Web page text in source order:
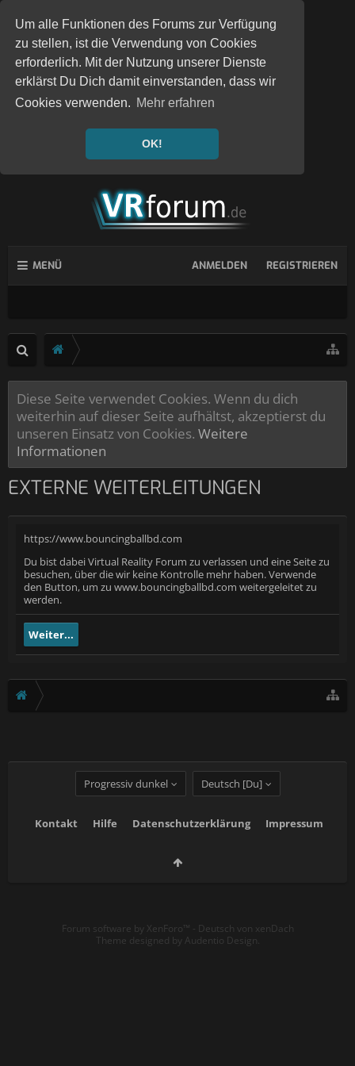
Um alle Funktionen des Forums zur Verfügung
zu stellen, ist die Verwendung von Cookies
erforderlich. Mit der Nutzung unserer Dienste
erklärst Du Dich damit einverstanden, dass wir
Cookies verwenden. Mehr erfahren
OK!
MENÜ ANMELDEN REGISTRIEREN
Diese Seite verwendet Cookies. Wenn du dich
weiterhin auf dieser Seite aufhältst, akzeptierst du
unseren Einsatz von Cookies. Weitere
Informationen
EXTERNE WEITERLEITUNGEN
https://www.bouncingballbd.com
Du bist dabei Virtual Reality Forum zu verlassen und eine Seite zu
besuchen, über die wir keine Kontrolle mehr haben. Verwende
den Button, um zu www.bouncingballbd.com weitergeleitet zu
werden.
Weiter...
Progressiv dunkel Deutsch [Du]
Kontakt Hilfe Datenschutzerklärung Impressum
Forum software by XenForo™ - Deutsch von xenDach
Theme designed by Audentio Design.